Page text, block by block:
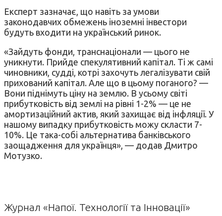
Експерт зазначає, що навіть за умови
законодавчих обмежень іноземні інвестори
будуть входити на український ринок.
«Зайдуть фонди, транснаціонали — цього не
уникнути. Прийде спекулятивний капітал. Ті ж самі
чиновники, судді, котрі захочуть легалізувати свій
прихований капітал. Але що в цьому поганого? —
Вони піднімуть ціну на землю. В усьому світі
прибутковість від землі на рівні 1-2% — це не
амортизаційний актив, який захищає від інфляції. У
нашому випадку прибутковість можу скласти 7-
10%. Це така-собі альтернатива банківського
заощадження для українця», — додав Дмитро
Мотузко.
Журнал «Напої. Технології та Інновації»